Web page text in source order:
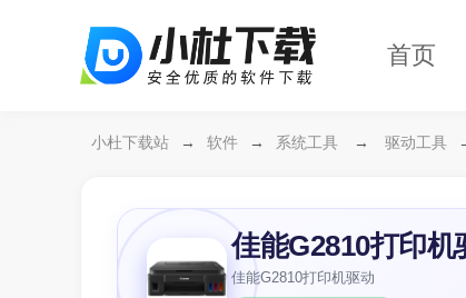
首页
小杜下载站 → 软件 → 系统工具 → 驱动工具
佳能G2810打印机
佳能G2810打印机驱动